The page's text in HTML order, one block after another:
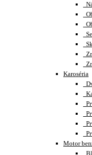
Karoséria
Motor